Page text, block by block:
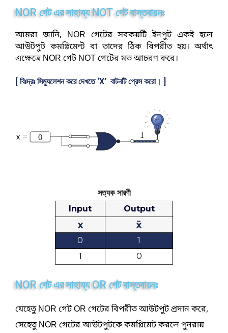
NORগেটএরসাহায্যNOTগেটবাস্তবায়নঃ
আমরা জানি, NOR গেটের সবকয়টি ইনপুট একই হলে
আউটপুট কমপ্লিমেন্ট বা তাদের ঠিক বিপরীত হয়। অর্থাৎ
এক্ষেত্রে NOR গেট NOT গেটের মত আচরণ করে।
[ বিঃদ্রঃ সিম্যুলেশন করে দেখতে ‘X’ বাটনটি প্রেস করো। ]
সত্যক সারণী
Input
Output
x x̄
0
1
1
0
NORগেটএরসাহায্যORগেটবাস্তবায়নঃ
যেহেতু NOR গেটOR গেটেরবিপরীতআউটপুট প্রদান করে,
সেহেতু NOR গেটের আউটপুটকে কমপ্লিমেট করলে পুনরায়